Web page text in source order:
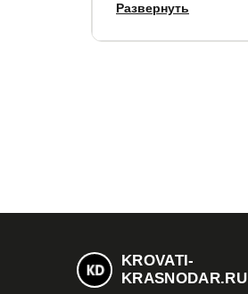
Все модификации:
Развернуть
KROVATI-
KRASNODAR.RU